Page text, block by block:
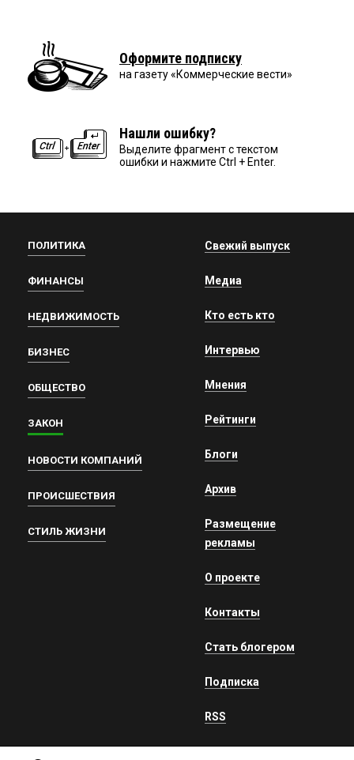
Оформите подписку
на газету «Коммерческие вести»
Нашли ошибку?
Выделите фрагмент с текстом
ошибки и нажмите Ctrl + Enter.
ПОЛИТИКА
ФИНАНСЫ
НЕДВИЖИМОСТЬ
БИЗНЕС
ОБЩЕСТВО
ЗАКОН
НОВОСТИ КОМПАНИЙ
ПРОИСШЕСТВИЯ
СТИЛЬ ЖИЗНИ
Свежий выпуск
Медиа
Кто есть кто
Интервью
Мнения
Рейтинги
Блоги
Архив
Размещение
рекламы
О проекте
Контакты
Стать блогером
Подписка
RSS